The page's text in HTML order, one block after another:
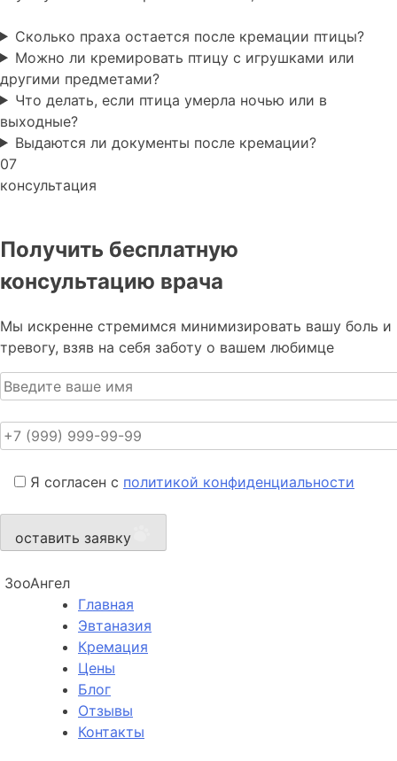
Сколько праха остается после кремации птицы?
Можно ли кремировать птицу с игрушками или
другими предметами?
Что делать, если птица умерла ночью или в
выходные?
Выдаются ли документы после кремации?
07
консультация
Получить бесплатную
консультацию врача
Мы искренне стремимся минимизировать вашу боль и
тревогу, взяв на себя заботу о вашем любимце
Я согласен с политикой конфиденциальности
оставить заявку
ЗооАнгел
Главная
Эвтаназия
Кремация
Цены
Блог
Отзывы
Контакты